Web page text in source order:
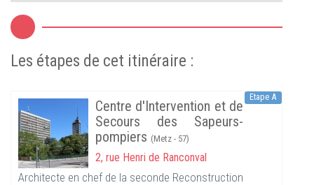
Les étapes de cet itinéraire :
Etape A
Centre d'Intervention et de
Secours des Sapeurs-
pompiers (Metz - 57)
2, rue Henri de Ranconval
Architecte en chef de la seconde Reconstruction